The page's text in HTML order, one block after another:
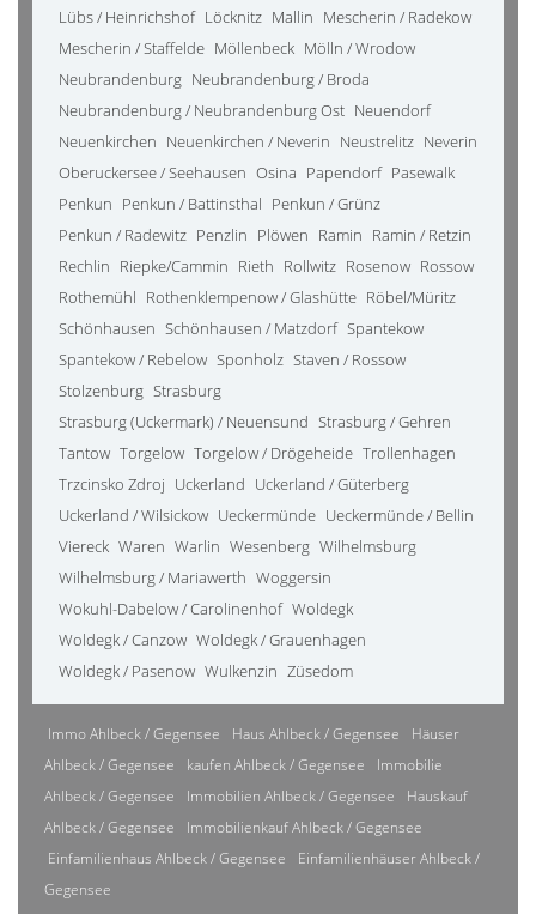
Lübs / Heinrichshof Löcknitz Mallin Mescherin / Radekow
Mescherin / Staffelde Möllenbeck Mölln / Wrodow
Neubrandenburg Neubrandenburg / Broda
Neubrandenburg / Neubrandenburg Ost Neuendorf
Neuenkirchen Neuenkirchen / Neverin Neustrelitz Neverin
Oberuckersee / Seehausen Osina Papendorf Pasewalk
Penkun Penkun / Battinsthal Penkun / Grünz
Penkun / Radewitz Penzlin Plöwen Ramin Ramin / Retzin
Rechlin Riepke/Cammin Rieth Rollwitz Rosenow Rossow
Rothemühl Rothenklempenow / Glashütte Röbel/Müritz
Schönhausen Schönhausen / Matzdorf Spantekow
Spantekow / Rebelow Sponholz Staven / Rossow
Stolzenburg Strasburg
Strasburg (Uckermark) / Neuensund Strasburg / Gehren
Tantow Torgelow Torgelow / Drögeheide Trollenhagen
Trzcinsko Zdroj Uckerland Uckerland / Güterberg
Uckerland / Wilsickow Ueckermünde Ueckermünde / Bellin
Viereck Waren Warlin Wesenberg Wilhelmsburg
Wilhelmsburg / Mariawerth Woggersin
Wokuhl-Dabelow / Carolinenhof Woldegk
Woldegk / Canzow Woldegk / Grauenhagen
Woldegk / Pasenow Wulkenzin Züsedom
Immo Ahlbeck / Gegensee Haus Ahlbeck / Gegensee
Häuser
Ahlbeck / Gegensee
kaufen Ahlbeck / Gegensee
Immobilie
Ahlbeck / Gegensee
Immobilien Ahlbeck / Gegensee
Hauskauf
Ahlbeck / Gegensee
Immobilienkauf Ahlbeck / Gegensee
Einfamilienhaus Ahlbeck / Gegensee
Einfamilienhäuser Ahlbeck /
Gegensee